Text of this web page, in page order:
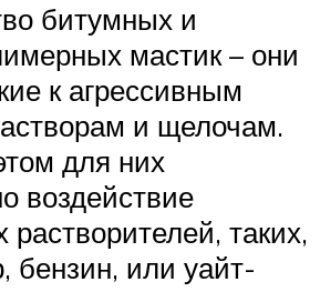
битумных и
мастик – они
к агрессивным
и щелочам.
для них
воздействие
растворителей, таких,
бензин, или уайт-